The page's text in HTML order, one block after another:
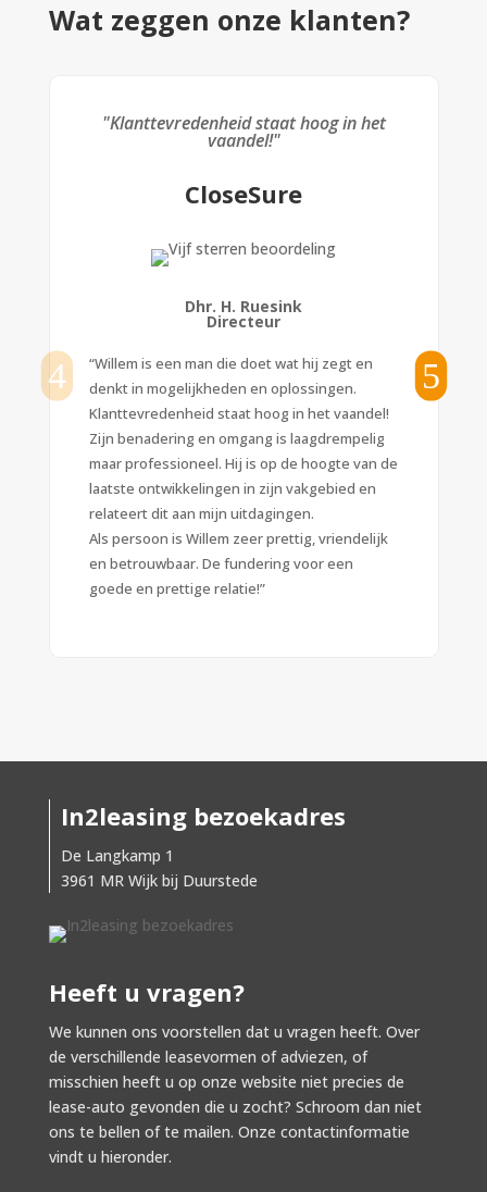
Wat zeggen onze klanten?
"Klanttevredenheid staat hoog in het
vaandel!"
CloseSure
Dhr. H. Ruesink
Directeur
“Willem is een man die doet wat hij zegt en
denkt in mogelijkheden en oplossingen.
Klanttevredenheid staat hoog in het vaandel!
Zijn benadering en omgang is laagdrempelig
maar professioneel. Hij is op de hoogte van de
laatste ontwikkelingen in zijn vakgebied en
relateert dit aan mijn uitdagingen.
Als persoon is Willem zeer prettig, vriendelijk
en betrouwbaar. De fundering voor een
goede en prettige relatie!”
In2leasing bezoekadres
De Langkamp 1
3961 MR Wijk bij Duurstede
Heeft u vragen?
We kunnen ons voorstellen dat u vragen heeft. Over
de verschillende leasevormen of adviezen, of
misschien heeft u op onze website niet precies de
lease-auto gevonden die u zocht? Schroom dan niet
ons te bellen of te mailen. Onze contactinformatie
vindt u hieronder.